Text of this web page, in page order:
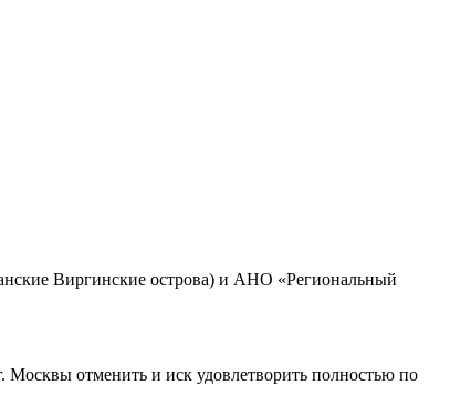
Виргинские острова) и АНО «Региональный
отменить и иск удовлетворить полностью по